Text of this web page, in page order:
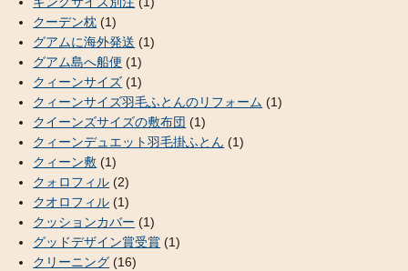
クーデン枕 (1)
グアムに海外発送 (1)
グアム島へ船便 (1)
クィーンサイズ (1)
クィーンサイズ羽毛ふとんのリフォーム (1)
クイーンズサイズの敷布団 (1)
クィーンデュエット羽毛掛ふとん (1)
クィーン敷 (1)
クォロフィル (2)
クオロフィル (1)
クッションカバー (1)
グッドデザイン賞受賞 (1)
クリーニング (16)